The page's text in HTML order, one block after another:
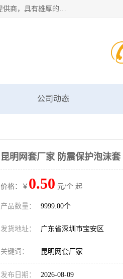
深圳市新中南塑胶包装制品有限公司坐落在中国 广东 深圳 深圳市内，是集包装制品为一体的专业产品服务提供商，具有雄厚的科研实力、技术实力和经济实力。主营网袋、网兜、网眼袋、网格袋、鱼丝网、尼龙网袋、网扣、网套等产品,大量批发,价格实惠。欢迎广大新老客户来电咨询价格、加盟、招商等服务。
公司动态
昆明网套厂家 防震保护泡沫套
价格：￥ 0.50 元/个 起
产品数量： 9999.00个
发货地址： 广东省深圳市宝安区
关键词： 昆明网套厂家
发布日期： 2026-08-09